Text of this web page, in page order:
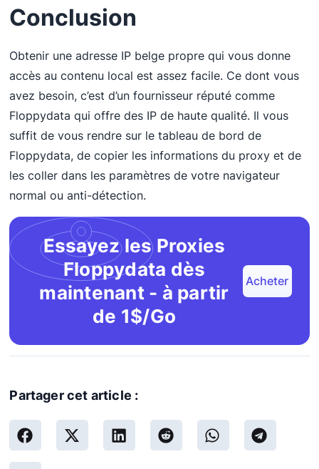
Conclusion
Obtenir une adresse IP belge propre qui vous donne
accès au contenu local est assez facile. Ce dont vous
avez besoin, c’est d’un fournisseur réputé comme
Floppydata qui offre des IP de haute qualité. Il vous
suffit de vous rendre sur le tableau de bord de
Floppydata, de copier les informations du proxy et de
les coller dans les paramètres de votre navigateur
normal ou anti-détection.
Essayez les Proxies
Floppydata dès
maintenant - à partir
de 1$/Go
Acheter
Partager cet article :